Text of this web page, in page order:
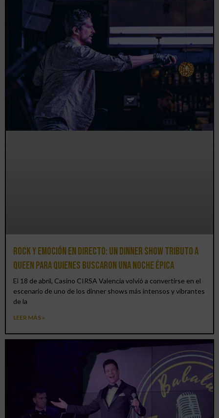
Rock y emoción en directo: un Dinner Show Tributo a
Queen para quienes buscaron una noche épica
El 18 de abril, Casino CIRSA Valencia volvió a convertirse en el
escenario de uno de los dinner shows más intensos y vibrantes
de la
LEER MÁS »